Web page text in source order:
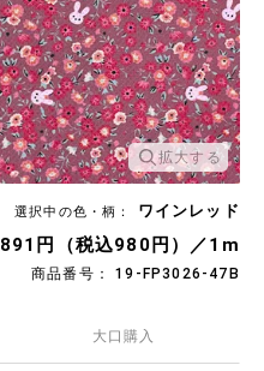
拡大する
選択中の色・柄： ワインレッド
891円（税込980円）／1m
商品番号： 19-FP3026-47B
大口購入